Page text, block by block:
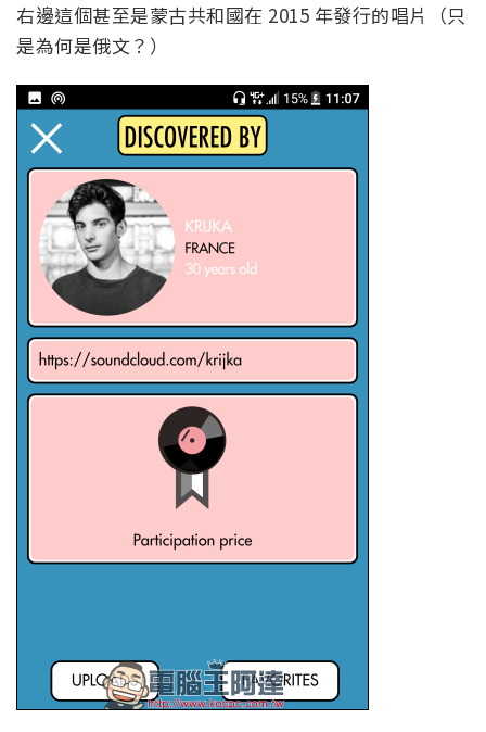
右邊這個甚至是蒙古共和國在 2015 年發行的唱片（只
是為何是俄文？）